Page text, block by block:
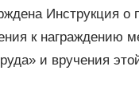
Инструкция о
к награждению
и вручения